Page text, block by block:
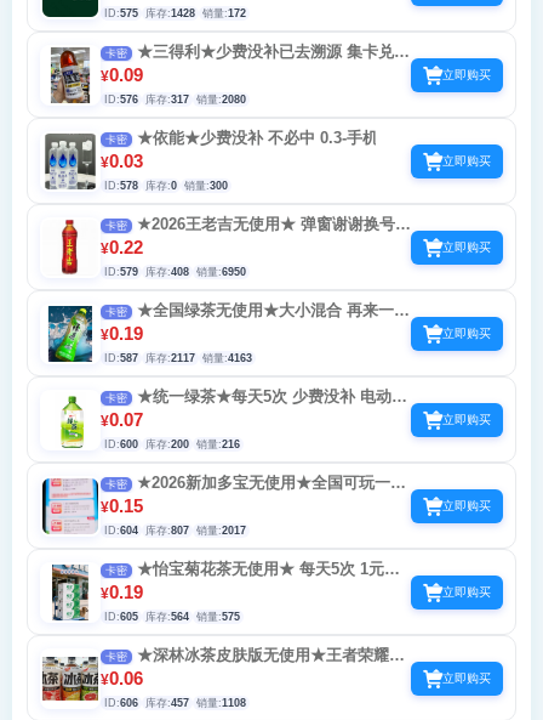
ID:575 库存:1428 销量:172
卡密
★三得利★少费没补已去溯源 集卡兑好
礼 不必中 一天3次
¥0.09
ID:576 库存:317 销量:2080
立即购买
卡密 ★依能★少费没补 不必中 0.3-手机
¥0.03
ID:578 库存:0 销量:300
立即购买
卡密
★2026王老吉无使用★ 弹窗谢谢换号玩
¥0.22
ID:579 库存:408 销量:6950
立即购买
卡密
★全国绿茶无使用★大小混合 再来一瓶
兑换谢谢惠顾换号扫 卷可互赠好友 每天10次
¥0.19
ID:587 库存:2117 销量:4163
立即购买
卡密
★统一绿茶★每天5次 少费没补 电动车
¥0.07
ID:600 库存:200 销量:216
立即购买
卡密
★2026新加多宝无使用★全国可玩一天
5次 复购在买一个激活
¥0.15
ID:604 库存:807 销量:2017
立即购买
卡密
★怡宝菊花茶无使用★ 每天5次 1元乐
享-0.5-2-3-88-888总 100次 不必中多多柠檬
茶交流群有回收
¥0.19
ID:605 库存:564 销量:575
立即购买
卡密
★深林冰茶皮肤版无使用★王者荣耀中
集卡-价值38-288皮肤-道具每天10次 不必中
元气深林元气冰茶
¥0.06
ID:606 库存:457 销量:1108
立即购买